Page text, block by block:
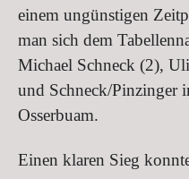
einem ungünstigen
man sich dem
Michael Schneck (2),
und Schneck/Pinzinger
Osserbuam.
Einen klaren Sieg